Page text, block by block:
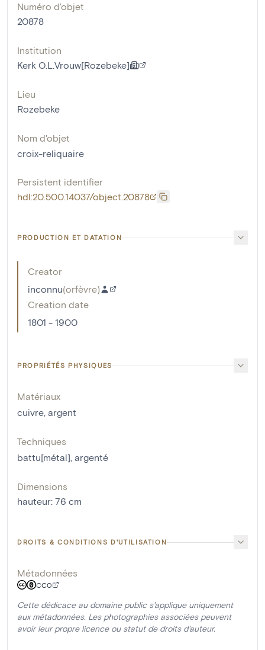
Numéro d'objet
20878
Institution
Kerk O.L.Vrouw[Rozebeke]
Lieu
Rozebeke
Nom d'objet
croix-reliquaire
Persistent identifier
hdl:20.500.14037/object.20878
PRODUCTION ET DATATION
Creator
inconnu(orfèvre)
Creation date
1801 - 1900
PROPRIÉTÉS PHYSIQUES
Matériaux
cuivre, argent
Techniques
battu[métal], argenté
Dimensions
hauteur: 76 cm
DROITS & CONDITIONS D'UTILISATION
Métadonnées
CC0
Cette dédicace au domaine public s'applique uniquement
aux métadonnées. Les photographies associées peuvent
avoir leur propre licence ou statut de droits d'auteur.